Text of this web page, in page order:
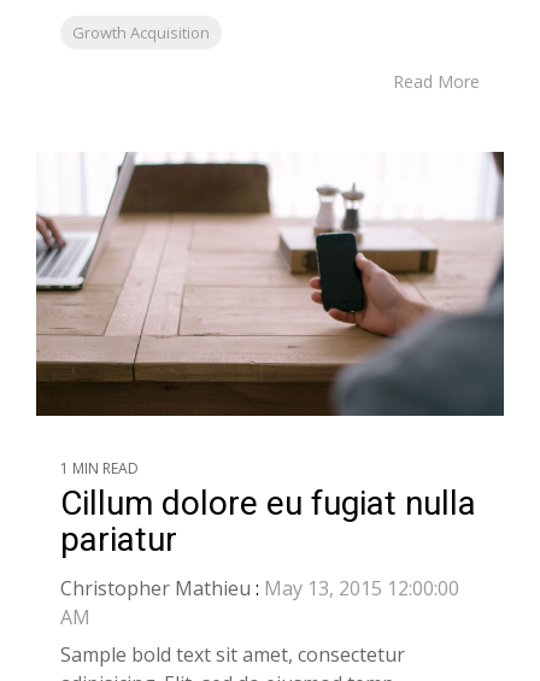
Growth Acquisition
Read More
1 MIN READ
Cillum dolore eu fugiat nulla
pariatur
Christopher Mathieu : May 13, 2015 12:00:00
AM
Sample bold text sit amet, consectetur